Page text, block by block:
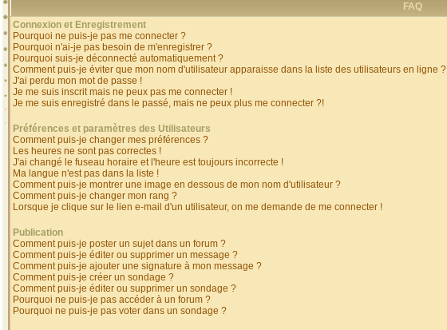
FAQ
Connexion et Enregistrement
Pourquoi ne puis-je pas me connecter ?
Pourquoi n'ai-je pas besoin de m'enregistrer ?
Pourquoi suis-je déconnecté automatiquement ?
Comment puis-je éviter que mon nom d'utilisateur apparaisse dans la liste des utilisateurs en ligne ?
J'ai perdu mon mot de passe !
Je me suis inscrit mais ne peux pas me connecter !
Je me suis enregistré dans le passé, mais ne peux plus me connecter ?!
Préférences et paramètres des Utilisateurs
Comment puis-je changer mes préférences ?
Les heures ne sont pas correctes !
J'ai changé le fuseau horaire et l'heure est toujours incorrecte !
Ma langue n'est pas dans la liste !
Comment puis-je montrer une image en dessous de mon nom d'utilisateur ?
Comment puis-je changer mon rang ?
Lorsque je clique sur le lien e-mail d'un utilisateur, on me demande de me connecter !
Publication
Comment puis-je poster un sujet dans un forum ?
Comment puis-je éditer ou supprimer un message ?
Comment puis-je ajouter une signature à mon message ?
Comment puis-je créer un sondage ?
Comment puis-je éditer ou supprimer un sondage ?
Pourquoi ne puis-je pas accéder à un forum ?
Pourquoi ne puis-je pas voter dans un sondage ?